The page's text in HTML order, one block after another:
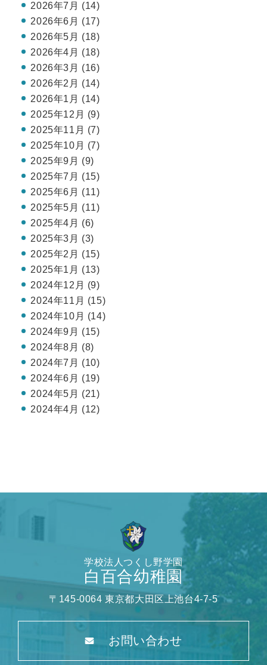
2026年7月 (14)
2026年6月 (17)
2026年5月 (18)
2026年4月 (18)
2026年3月 (16)
2026年2月 (14)
2026年1月 (14)
2025年12月 (9)
2025年11月 (7)
2025年10月 (7)
2025年9月 (9)
2025年7月 (15)
2025年6月 (11)
2025年5月 (11)
2025年4月 (6)
2025年3月 (3)
2025年2月 (15)
2025年1月 (13)
2024年12月 (9)
2024年11月 (15)
2024年10月 (14)
2024年9月 (15)
2024年8月 (8)
2024年7月 (10)
2024年6月 (19)
2024年5月 (21)
2024年4月 (12)
学校法人つくし野学園
白百合幼稚園
〒145-0064 東京都大田区上池台4-7-5
お問い合わせ